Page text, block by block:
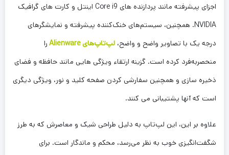
اجزای پیشرفته مانند پردازنده های Core i9 اینتل و کارت های گرافیک
NVIDIA. همچنین، سیستم‌های خنک‌کننده پیشرفته و نمایشگرهای
درجه یک با تصاویر واضح و واضح، لپ‌تاپ‌های Alienware
را
منحصربه‌فرد کرده است. گزینه ارتقاء ویژگی هایی مانند حافظه و فضای
ذخیره سازی و همچنین سفارشی کردن صفحه کلید و نور، ویژگی دیگری
است که آنها پشتیبانی می کنند.
علاوه بر این، این لپ‌تاپ به دلیل طراحی شیک و معاصرش که به طرز
شگفت‌انگیزی خوب به نظر می‌رسد، محکم و ماندگار است. برای